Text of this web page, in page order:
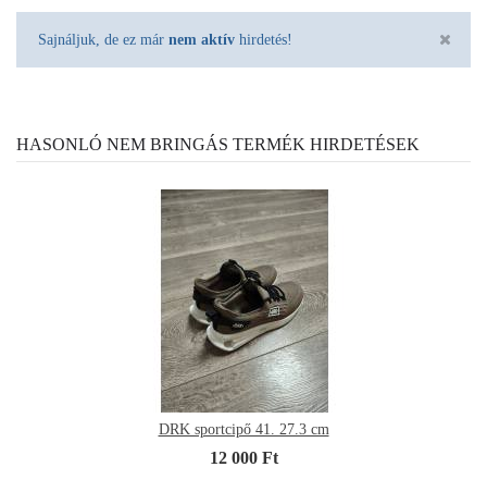
Sajnáljuk, de ez már nem aktív hirdetés!
HASONLÓ NEM BRINGÁS TERMÉK HIRDETÉSEK
DRK sportcipő 41. 27.3 cm
12 000 Ft